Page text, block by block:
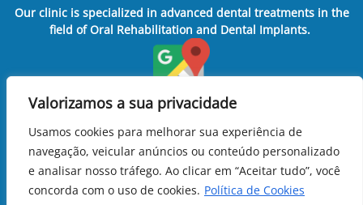
Valorizamos a sua privacidade
Usamos cookies para melhorar sua experiência de
navegação, veicular anúncios ou conteúdo personalizado
e analisar nosso tráfego. Ao clicar em “Aceitar tudo”, você
concorda com o uso de cookies. Política de Cookies
Our clinic is specialized in advanced dental treatments in the
field of Oral Rehabilitation and Dental Implants.
11 99598-1866